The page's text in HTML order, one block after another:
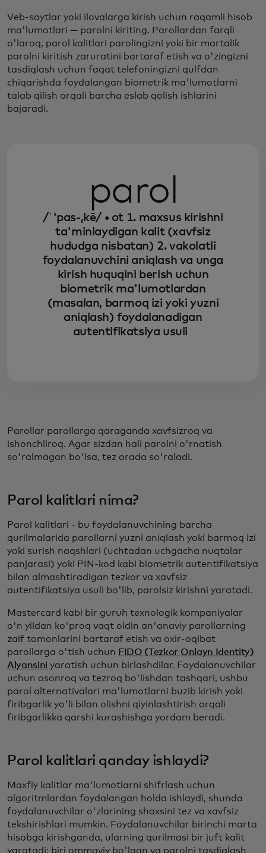
Veb-saytlar yoki ilovalarga kirish uchun raqamli hisob
ma'lumotlari — parolni kiriting. Parollardan farqli
o'laroq, parol kalitlari parolingizni yoki bir martalik
parolni kiritish zaruratini bartaraf etish va o'zingizni
tasdiqlash uchun faqat telefoningizni qulfdan
chiqarishda foydalangan biometrik ma'lumotlarni
talab qilish orqali barcha eslab qolish ishlarini
bajaradi.
parol
/ˈ'pas-,kē/ • ot 1. maxsus kirishni
ta'minlaydigan kalit (xavfsiz
hududga nisbatan) 2. vakolatli
foydalanuvchini aniqlash va unga
kirish huquqini berish uchun
biometrik ma'lumotlardan
(masalan, barmoq izi yoki yuzni
aniqlash) foydalanadigan
autentifikatsiya usuli
Parollar parollarga qaraganda xavfsizroq va
ishonchliroq. Agar sizdan hali parolni o'rnatish
so'ralmagan bo'lsa, tez orada so'raladi.
Parol kalitlari nima?
Parol kalitlari - bu foydalanuvchining barcha
qurilmalarida parollarni yuzni aniqlash yoki barmoq izi
yoki surish naqshlari (uchtadan uchgacha nuqtalar
panjarasi) yoki PIN-kod kabi biometrik autentifikatsiya
bilan almashtiradigan tezkor va xavfsiz
autentifikatsiya usuli bo'lib, parolsiz kirishni yaratadi.
Mastercard kabi bir guruh texnologik kompaniyalar
o'n yildan ko'proq vaqt oldin an'anaviy parollarning
zaif tomonlarini bartaraf etish va oxir-oqibat
parollarga o'tish uchun FIDO (Tezkor Onlayn Identity)
Alyansini yaratish uchun birlashdilar. Foydalanuvchilar
uchun osonroq va tezroq bo'lishdan tashqari, ushbu
parol alternativalari ma'lumotlarni buzib kirish yoki
firibgarlik yo'li bilan olishni qiyinlashtirish orqali
firibgarlikka qarshi kurashishga yordam beradi.
Parol kalitlari qanday ishlaydi?
Maxfiy kalitlar ma'lumotlarni shifrlash uchun
algoritmlardan foydalangan holda ishlaydi, shunda
foydalanuvchilar o'zlarining shaxsini tez va xavfsiz
tekshirishlari mumkin. Foydalanuvchilar birinchi marta
hisobga kirishganda, ularning qurilmasi bir juft kalit
yaratadi: biri ommaviy bo'lgan va parolni tasdiqlash